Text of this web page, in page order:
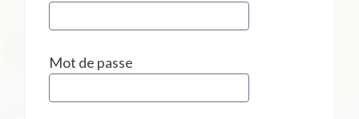
Mot de passe